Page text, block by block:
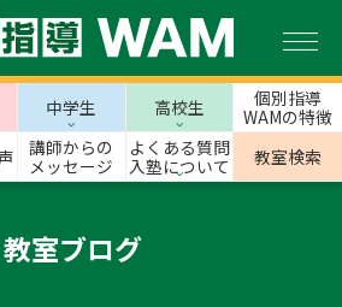
中学生 高校生
個別指導
WAMの特徴
講師からの
メッセージ
よくある質問
入塾について
教室検索
教室ブログ